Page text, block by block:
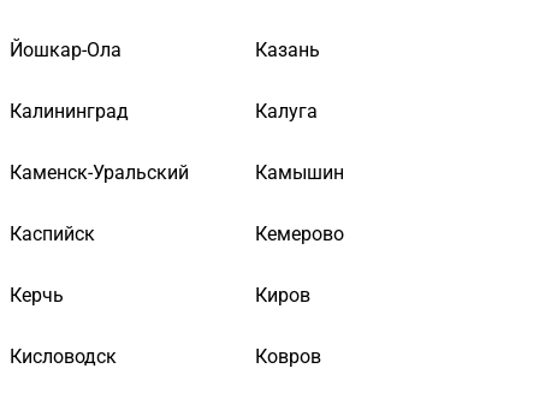
Йошкар-Ола Казань
Калининград Калуга
Каменск-Уральский Камышин
Каспийск Кемерово
Керчь Киров
Кисловодск Ковров